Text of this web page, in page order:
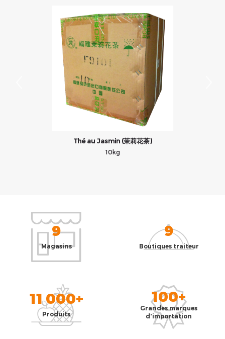
Thé au Jasmin (茉莉花茶)
10kg
9
Magasins
9
Boutiques traiteur
11 000+
Produits
100+
Grandes marques
d'importation